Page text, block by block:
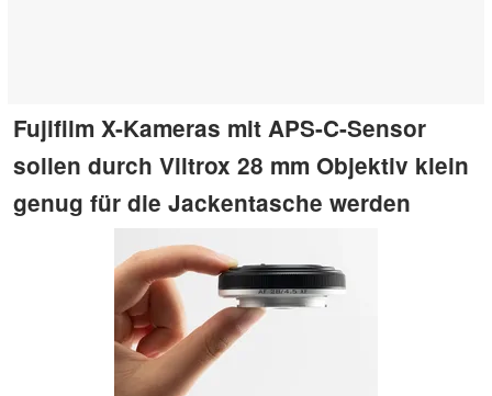
Fujifilm X-Kameras mit APS-C-Sensor
sollen durch Viltrox 28 mm Objektiv klein
genug für die Jackentasche werden